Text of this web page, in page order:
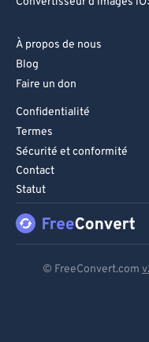
À propos de nous
Blog
Faire un don
Confidentialité
Termes
Sécurité et conformité
Contact
Statut
© FreeConvert.com